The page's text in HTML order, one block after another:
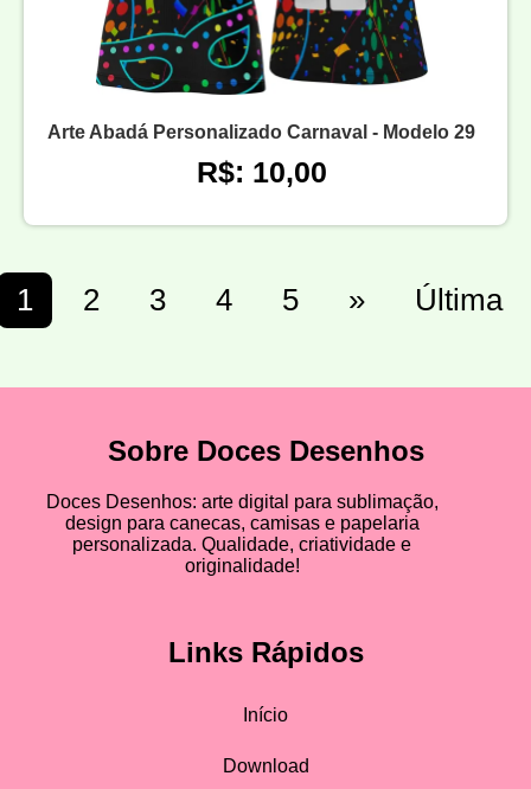
Arte Abadá Personalizado Carnaval - Modelo 29
R$: 10,00
1 2 3 4 5 » Última
Sobre Doces Desenhos
Doces Desenhos: arte digital para sublimação,
design para canecas, camisas e papelaria
personalizada. Qualidade, criatividade e
originalidade!
Links Rápidos
Início
Download